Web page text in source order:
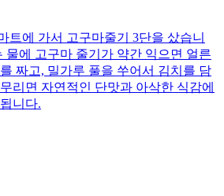
트에 가서 고구마줄기 3단을 샀습니
물에 고구마 줄기가 약간 익으면 얼른
짜고, 밀가루 풀을 쑤어서 김치를 담
리면 자연적인 단맛과 아삭한 식감에
니다.